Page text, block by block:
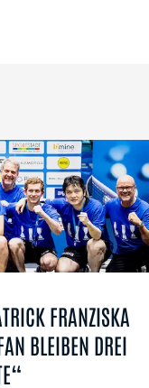
FRANZISKA
BLEIBEN DREI